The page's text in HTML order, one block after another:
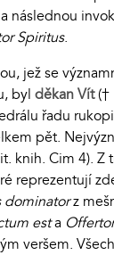
a následnou
Spiritus.
jež se
byl děkan Vít(†
řadu
pět.
knih. Cim 4). Z
reprezentují
dominatorz
esta
veršem.